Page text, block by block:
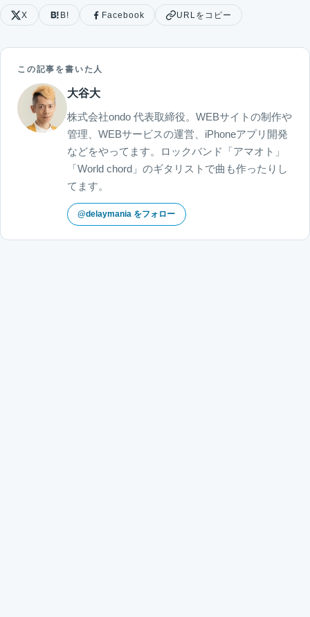
X B! Facebook URLをコピー
この記事を書いた人
大谷大
株式会社ondo 代表取締役。WEBサイトの制作や
管理、WEBサービスの運営、iPhoneアプリ開発
などをやってます。ロックバンド「アマオト」
「World chord」のギタリストで曲も作ったりし
てます。
@delaymania をフォロー